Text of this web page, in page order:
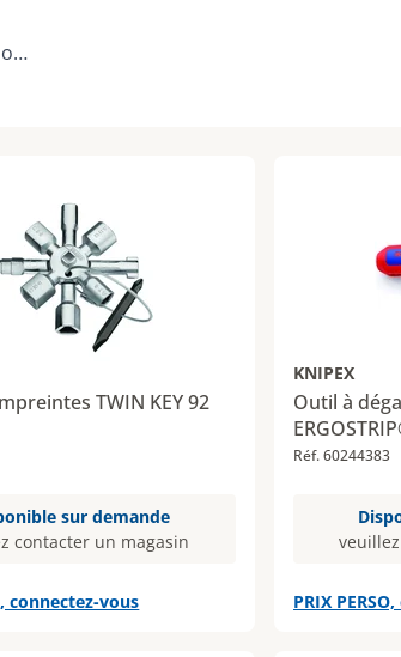
TWIN KEY 92
sur demande
contacter un magasin
connectez-vous
KNIPEX
Outil à
Réf. 60244383
PRIX